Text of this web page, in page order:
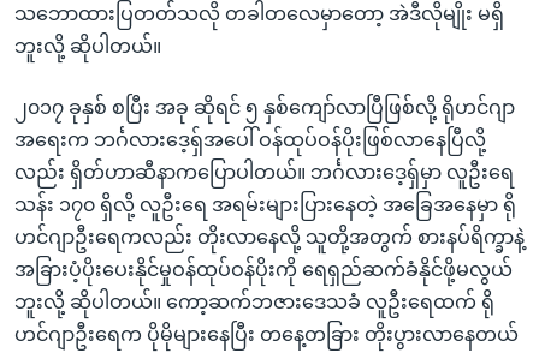
သဘောထားပြတတ်သလို တခါတလေမှာတော့ အဲဒီလိုမျိုး မရှိ
ဘူးလို့ ဆိုပါတယ်။
၂၀၁၇ ခုနှစ် စပြီး အခု ဆိုရင် ၅ နှစ်ကျော်လာပြီဖြစ်လို့ ရိုဟင်ဂျာ
အရေးက ဘင်္ဂလားဒေ့ရှ်အပေါ် ဝန်ထုပ်ဝန်ပိုးဖြစ်‌လာနေပြီလို့
လည်း ရှိတ်ဟာဆီနာကပြောပါတယ်။ ဘင်္ဂလားဒေ့ရှ်မှာ လူဦးရေ
သန်း ၁၇၀ ရှိလို့ လူဦးရေ အရမ်းများပြားနေတဲ့ အခြေအနေမှာ ရို
ဟင်ဂျာဦးရေကလည်း တိုးလာနေလို့ သူတို့အတွက် စားနပ်ရိက္ခာနဲ့
အခြားပံ့ပိုးပေးနိုင်မှုဝန်ထုပ်ဝန်ပိုးကို ရေရှည်ဆက်ခံနိုင်ဖို့မလွယ်
ဘူးလို့ ဆိုပါတယ်။ ကော့ဆက်ဘဇားဒေသခံ လူဦးရေထက် ရို
ဟင်ဂျာဦးရေက ပိုမိုများနေပြီး တနေ့တခြား တိုးပွားလာနေတယ်